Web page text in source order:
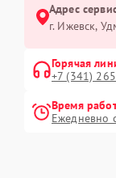
Адрес
г. Ижевск,
Горячая
+7 (341)
Время
Ежедневно